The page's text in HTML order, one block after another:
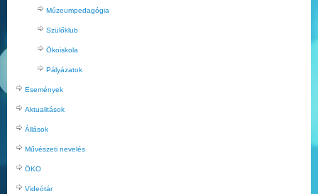
Múzeumpedagógia
Szülőklub
Ökoiskola
Pályázatok
Események
Aktualitások
Állások
Művészeti nevelés
ÖKO
Videótár